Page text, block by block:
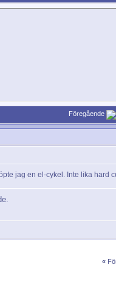
Föregående
jag en el-cykel. Inte lika hard
«